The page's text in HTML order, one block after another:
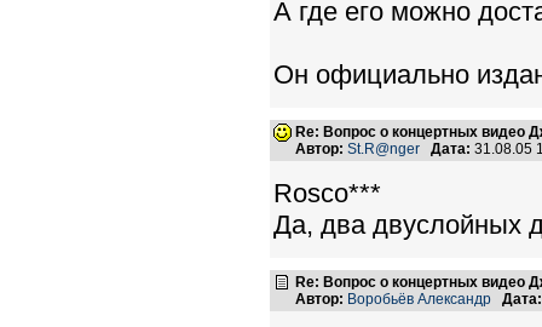
А где его можно
Он официально
Re: Вопрос о концертных видео
Автор: St.R@nger Дата: 31.08.05
Rosco***
Да, два двуслойных
Re: Вопрос о концертных видео
Автор: Воробьёв Александр Дата: